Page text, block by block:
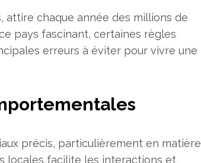
attire chaque année des millions de
pays fascinant, certaines règles
erreurs à éviter pour vivre une
précis, particulièrement en matière
locales facilite les interactions et